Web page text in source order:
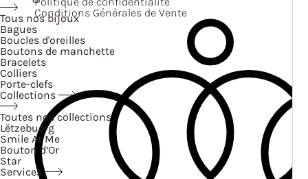
Tous nos bijoux
Bagues
Boucles d'oreilles
Boutons de manchette
Bracelets
Colliers
Porte-clefs
Collections
Toutes nos collections
Lëtzebuerg
Smile At Me
Bouton d’Or
Star
Services
Conditions Générales de Vente